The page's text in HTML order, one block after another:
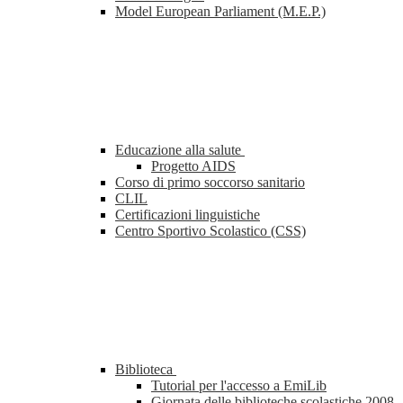
Model European Parliament (M.E.P.)
Educazione alla salute
Progetto AIDS
Corso di primo soccorso sanitario
CLIL
Certificazioni linguistiche
Centro Sportivo Scolastico (CSS)
Biblioteca
Tutorial per l'accesso a EmiLib